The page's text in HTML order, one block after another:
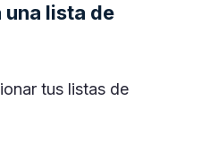
una lista de
tus listas de